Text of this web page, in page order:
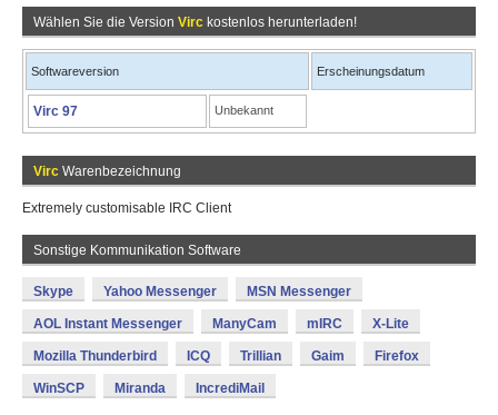
Wählen Sie die Version Virc kostenlos herunterladen!
Softwareversion Erscheinungsdatum
Virc 97 Unbekannt
Virc Warenbezeichnung
Extremely customisable IRC Client
Sonstige Kommunikation Software
Skype Yahoo Messenger MSN Messenger
AOL Instant Messenger ManyCam mIRC X-Lite
Mozilla Thunderbird ICQ Trillian Gaim Firefox
WinSCP Miranda IncrediMail